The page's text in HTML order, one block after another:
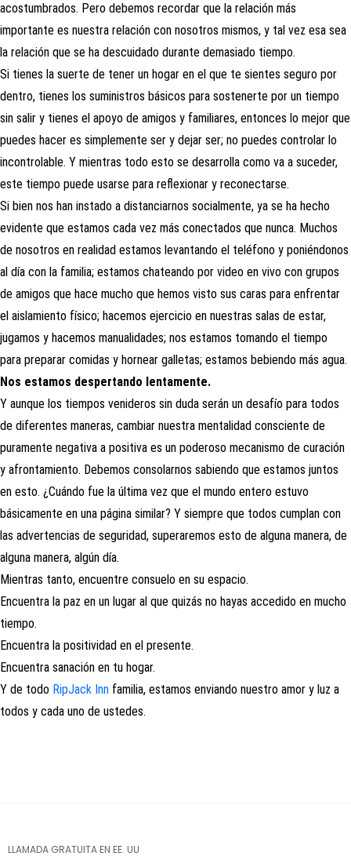
acostumbrados. Pero debemos recordar que la relación más
importante es nuestra relación con nosotros mismos, y tal vez esa sea
la relación que se ha descuidado durante demasiado tiempo.
Si tienes la suerte de tener un hogar en el que te sientes seguro por
dentro, tienes los suministros básicos para sostenerte por un tiempo
sin salir y tienes el apoyo de amigos y familiares, entonces lo mejor que
puedes hacer es simplemente ser y dejar ser; no puedes controlar lo
incontrolable. Y mientras todo esto se desarrolla como va a suceder,
este tiempo puede usarse para reflexionar y reconectarse.
Si bien nos han instado a distanciarnos socialmente, ya se ha hecho
evidente que estamos cada vez más conectados que nunca. Muchos
de nosotros en realidad estamos levantando el teléfono y poniéndonos
al día con la familia; estamos chateando por video en vivo con grupos
de amigos que hace mucho que hemos visto sus caras para enfrentar
el aislamiento físico; hacemos ejercicio en nuestras salas de estar,
jugamos y hacemos manualidades; nos estamos tomando el tiempo
para preparar comidas y hornear galletas; estamos bebiendo más agua.
Nos estamos despertando lentamente.
Y aunque los tiempos venideros sin duda serán un desafío para todos
de diferentes maneras, cambiar nuestra mentalidad consciente de
puramente negativa a positiva es un poderoso mecanismo de curación
y afrontamiento. Debemos consolarnos sabiendo que estamos juntos
en esto. ¿Cuándo fue la última vez que el mundo entero estuvo
básicamente en una página similar? Y siempre que todos cumplan con
las advertencias de seguridad, superaremos esto de alguna manera, de
alguna manera, algún día.
Mientras tanto, encuentre consuelo en su espacio.
Encuentra la paz en un lugar al que quizás no hayas accedido en mucho
tiempo.
Encuentra la positividad en el presente.
Encuentra sanación en tu hogar.
Y de todo RipJack Inn familia, estamos enviando nuestro amor y luz a
todos y cada uno de ustedes.
LLAMADA GRATUITA EN EE. UU